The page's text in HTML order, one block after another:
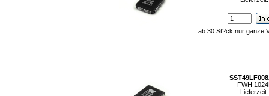
ab 30 St?ck nur ganze
FWH